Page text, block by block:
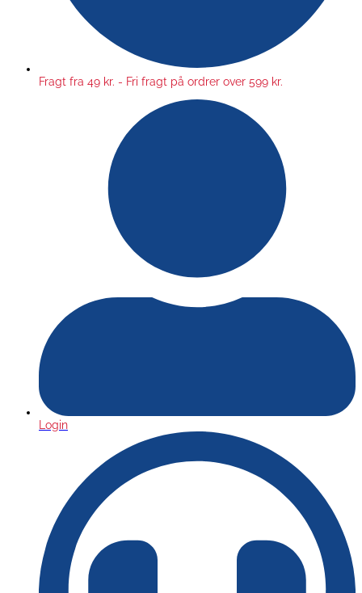
Fragt fra 49 kr. - Fri fragt på ordrer over 599 kr.
Login